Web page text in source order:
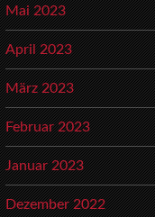
Mai 2023
April 2023
März 2023
Februar 2023
Januar 2023
Dezember 2022